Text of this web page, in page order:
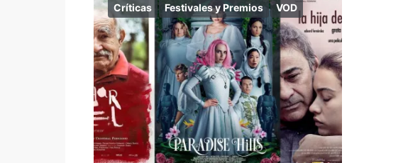
Críticas Festivales y Premios VOD